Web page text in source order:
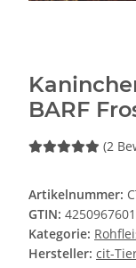
BARF
(2
Artikelnummer:
GTIN:
Kategorie:
Hersteller: cit-